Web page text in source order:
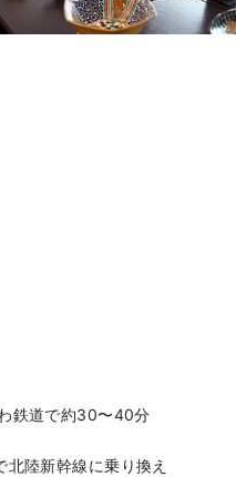
鉄道で約30〜40分
陸新幹線に乗り換え